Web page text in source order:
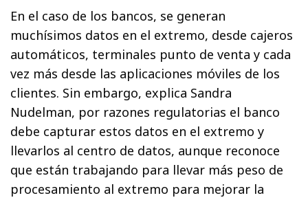
En el caso de los bancos, se generan
muchísimos datos en el extremo, desde cajeros
automáticos, terminales punto de venta y cada
vez más desde las aplicaciones móviles de los
clientes. Sin embargo, explica Sandra
Nudelman, por razones regulatorias el banco
debe capturar estos datos en el extremo y
llevarlos al centro de datos, aunque reconoce
que están trabajando para llevar más peso de
procesamiento al extremo para mejorar la